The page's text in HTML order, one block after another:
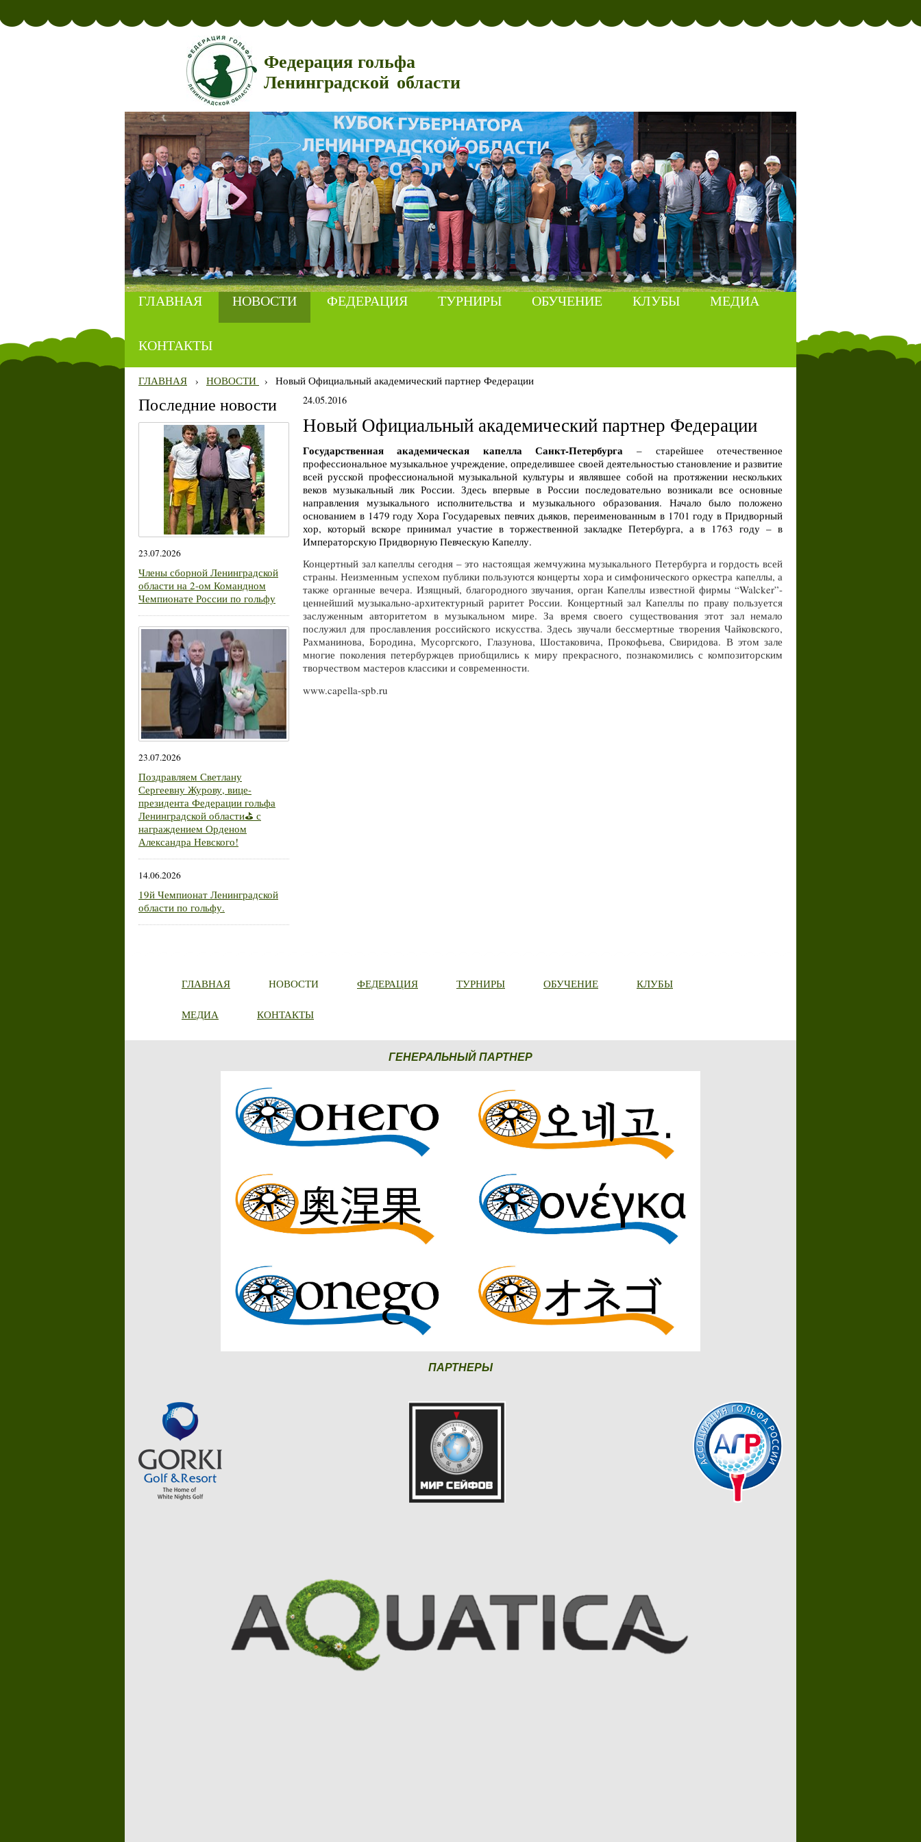
Федерация гольфа
Ленинградской области
ГЛАВНАЯ НОВОСТИ ФЕДЕРАЦИЯ ТУРНИРЫ ОБУЧЕНИЕ КЛУБЫ МЕДИА
КОНТАКТЫ
ГЛАВНАЯ › НОВОСТИ › Новый Официальный академический партнер Федерации
Последние новости
23.07.2026
Члены сборной Ленинградской
области на 2-ом Командном
Чемпионате России по гольфу
23.07.2026
Поздравляем Светлану
Сергеевну Журову, вице-
президента Федерации гольфа
Ленинградской области⛳ с
награждением Орденом
Александра Невского!
14.06.2026
19й Чемпионат Ленинградской
области по гольфу.
24.05.2016
Новый Официальный академический партнер Федерации
Государственная академическая капелла Санкт-Петербурга – старейшее отечественное
профессиональное музыкальное учреждение, определившее своей деятельностью становление и развитие
всей русской профессиональной музыкальной культуры и являвшее собой на протяжении нескольких
веков музыкальный лик России. Здесь впервые в России последовательно возникали все основные
направления музыкального исполнительства и музыкального образования. Начало было положено
основанием в 1479 году Хора Государевых певчих дьяков, переименованным в 1701 году в Придворный
хор, который вскоре принимал участие в торжественной закладке Петербурга, а в 1763 году – в
Императорскую Придворную Певческую Капеллу.
Концертный зал капеллы сегодня – это настоящая жемчужина музыкального Петербурга и гордость всей
страны. Неизменным успехом публики пользуются концерты хора и симфонического оркестра капеллы, а
также органные вечера. Изящный, благородного звучания, орган Капеллы известной фирмы “Walcker”-
ценнейший музыкально-архитектурный раритет России. Концертный зал Капеллы по праву пользуется
заслуженным авторитетом в музыкальном мире. За время своего существования этот зал немало
послужил для прославления российского искусства. Здесь звучали бессмертные творения Чайковского,
Рахманинова, Бородина, Мусоргского, Глазунова, Шостаковича, Прокофьева, Свиридова. В этом зале
многие поколения петербуржцев приобщились к миру прекрасного, познакомились с композиторским
творчеством мастеров классики и современности.
www.capella-spb.ru
ГЛАВНАЯ НОВОСТИ ФЕДЕРАЦИЯ ТУРНИРЫ ОБУЧЕНИЕ КЛУБЫ
МЕДИА КОНТАКТЫ
ГЕНЕРАЛЬНЫЙ ПАРТНЕР
ПАРТНЕРЫ